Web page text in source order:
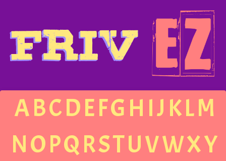
ABCDEFGH IJ KLM
NOPQRSTUVWXY